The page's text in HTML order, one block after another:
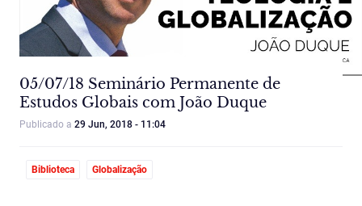
05/07/18 Seminário Permanente de
Estudos Globais com João Duque
Publicado a 29 Jun, 2018 - 11:04
Biblioteca Globalização